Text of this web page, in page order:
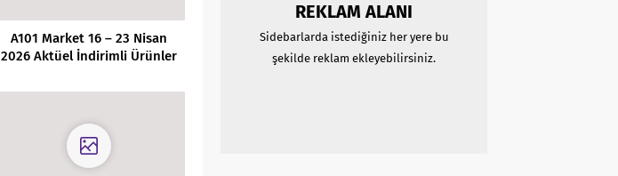
A101 Market 16 – 23 Nisan
2026 Aktüel İndirimli Ürünler
REKLAM ALANI
Sidebarlarda istediğiniz her yere bu
şekilde reklam ekleyebilirsiniz.